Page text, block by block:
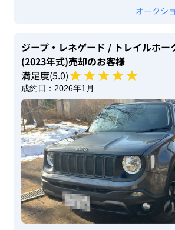
オークシ
ジープ・レネゲード / トレイルホー
(2023年式)売却のお客様
満足度(5.0)
成約日： 2026年1月